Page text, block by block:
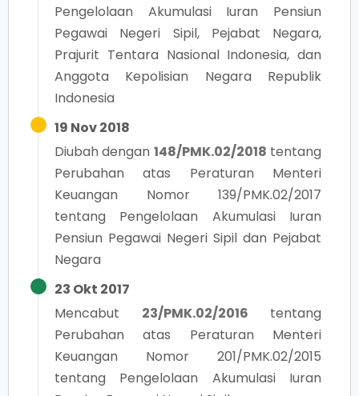
Pengelolaan Akumulasi Iuran Pensiun
Pegawai Negeri Sipil, Pejabat Negara,
Prajurit Tentara Nasional Indonesia, dan
Anggota Kepolisian Negara Republik
Indonesia
19 Nov 2018
Diubah dengan 148/PMK.02/2018 tentang
Perubahan atas Peraturan Menteri
Keuangan Nomor 139/PMK.02/2017
tentang Pengelolaan Akumulasi Iuran
Pensiun Pegawai Negeri Sipil dan Pejabat
Negara
23 Okt 2017
Mencabut
23/PMK.02/2016
tentang
Perubahan atas Peraturan Menteri
Keuangan Nomor 201/PMK.02/2015
tentang Pengelolaan Akumulasi Iuran